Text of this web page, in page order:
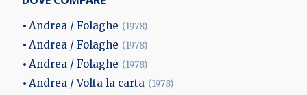
Andrea / Folaghe (1978)
Andrea / Folaghe (1978)
Andrea / Folaghe (1978)
Andrea / Volta la carta (1978)